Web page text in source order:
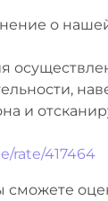
о
и
rate/417464
сможете